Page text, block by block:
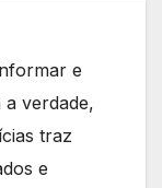
e
verdade,
traz
e